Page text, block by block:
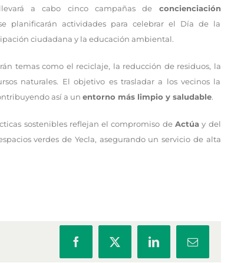
a cabo cinco campañas de concienciación
planificarán actividades para celebrar el Día de la
ciudadana y la educación ambiental.
temas como el reciclaje, la reducción de residuos, la
naturales. El objetivo es trasladar a los vecinos la
así a un entorno más limpio y saludable.
sostenibles reflejan el compromiso de Actúa y del
verdes de Yecla, asegurando un servicio de alta
FacebookX LinkedInCorreo
electrónico